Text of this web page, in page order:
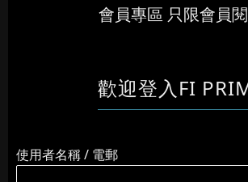
會員專區 只限會員
歡迎登入FI
使用者名稱 / 電郵